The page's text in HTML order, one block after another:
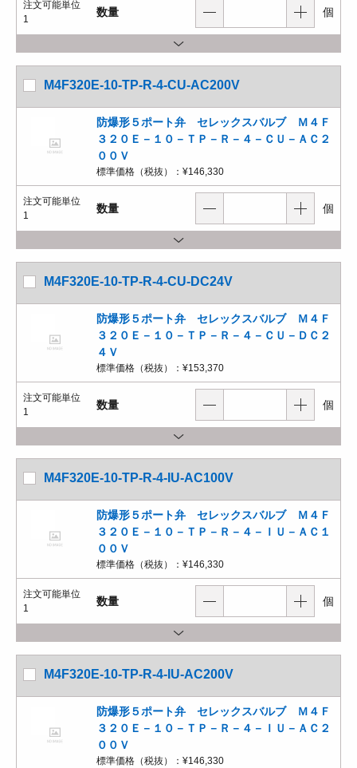
注文可能単位
1
数量 個
M4F320E-10-TP-R-4-CU-AC200V
防爆形５ポート弁 セレックスバルブ Ｍ４Ｆ
３２０Ｅ－１０－ＴＰ－Ｒ－４－ＣＵ－ＡＣ２
００Ｖ
標準価格（税抜）： ¥146,330
注文可能単位
1
数量 個
M4F320E-10-TP-R-4-CU-DC24V
防爆形５ポート弁 セレックスバルブ Ｍ４Ｆ
３２０Ｅ－１０－ＴＰ－Ｒ－４－ＣＵ－ＤＣ２
４Ｖ
標準価格（税抜）： ¥153,370
注文可能単位
1
数量 個
M4F320E-10-TP-R-4-IU-AC100V
防爆形５ポート弁 セレックスバルブ Ｍ４Ｆ
３２０Ｅ－１０－ＴＰ－Ｒ－４－ＩＵ－ＡＣ１
００Ｖ
標準価格（税抜）： ¥146,330
注文可能単位
1
数量 個
M4F320E-10-TP-R-4-IU-AC200V
防爆形５ポート弁 セレックスバルブ Ｍ４Ｆ
３２０Ｅ－１０－ＴＰ－Ｒ－４－ＩＵ－ＡＣ２
００Ｖ
標準価格（税抜）： ¥146,330